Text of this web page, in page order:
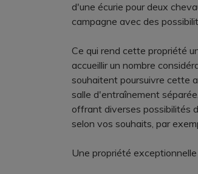
d'une écurie pour deux
campagne avec des
Ce qui rend cette propriété
accueillir un nombre
souhaitent poursuivre cette
salle d'entraînement
offrant diverses possibilités
selon vos souhaits, par
Une propriété